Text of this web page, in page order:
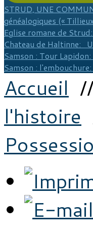
STRUD, UNE
généalogiques («
Eglise romane de Strud
Chateau de Haltinne:
Samson : Tour Lapidon
Samson : l'embouchure
Accueil
l'histoire